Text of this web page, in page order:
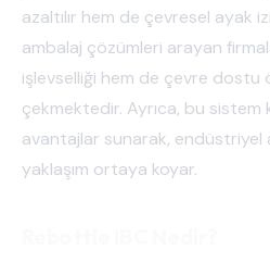
azaltılır hem de çevresel ayak
ambalaj çözümleri arayan
işlevselliği hem de çevre dostu
çekmektedir. Ayrıca, bu sistem
avantajlar sunarak, endüstriyel
yaklaşım ortaya koyar.